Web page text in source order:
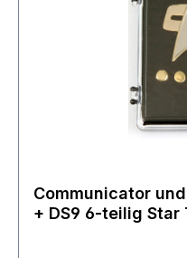
Communicator und
+ DS9 6-teilig Star